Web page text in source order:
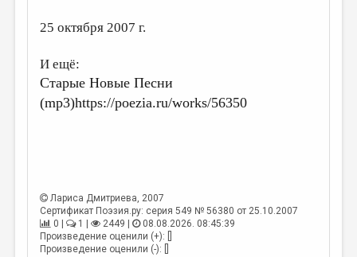
ЛИТЕРАТУРОВЕДЕНИЕ
КУЛЬТУРОВЕДЕНИЕ
ПУБЛИЦИСТИКА
МЕДИА
ВКОНТАКТЕ
25 октября 2007 г.
И ещё:
Старые Новые Песни
(mp3)https://poezia.ru/works/56350
Лариса Дмитриева, 2007
Сертификат Поэзия.ру: серия 549 № 56380 от 25.10.2007
0 |
1 | 2449 |
08.08.2026. 08:45:39
Произведение оценили (+): []
Произведение оценили (-): []